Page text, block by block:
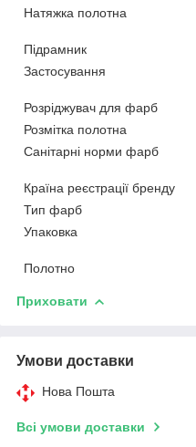
Натяжка полотна
Підрамник
Застосування
Розріджувач для фарб
Розмітка полотна
Санітарні норми фарб
Країна реєстрації бренду
Тип фарб
Упаковка
Полотно
Приховати
Умови доставки
Нова Пошта
Всі умови доставки